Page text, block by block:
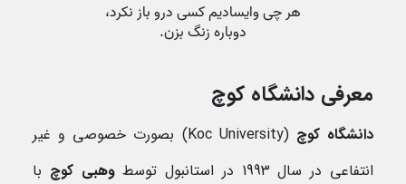
معرفی دانشگاه کوچ
دانشگاه کوچ
(Koc University) بصورت خصوصی و غیر
انتفاعی در سال 1993 در استانبول توسط
وهبی کوچ با